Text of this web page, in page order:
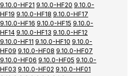
9.10.0-HF21 9.10.0-HF20 9.10.0-
HF19 9.10.0-HF18 9.10.0-HF17
9.10.0-HF16 9.10.0-HF15 9.10.0-
HF14 9.10.0-HF13 9.10.0-HF12
9.10.0-HF11 9.10.0-HF10 9.10.0-
HF09 9.10.0-HF08 9.10.0-HF07
9.10.0-HF06 9.10.0-HF05 9.10.0-
HF03 9.10.0-HF02 9.10.0-HF01